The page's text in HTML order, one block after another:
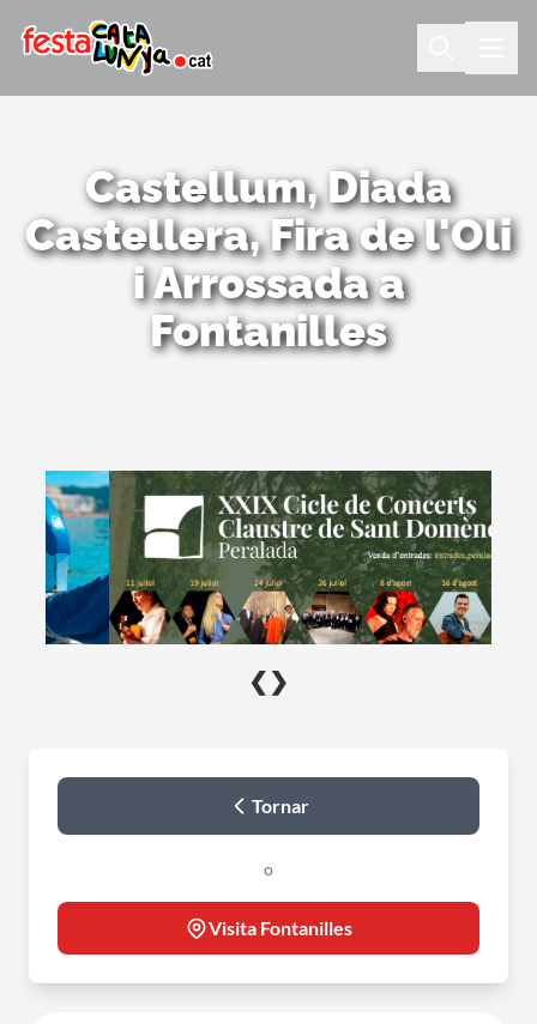
Castellum, Diada
Castellera, Fira de l'Oli
i Arrossada a
Fontanilles
❮ ❯
Tornar
o
Visita Fontanilles